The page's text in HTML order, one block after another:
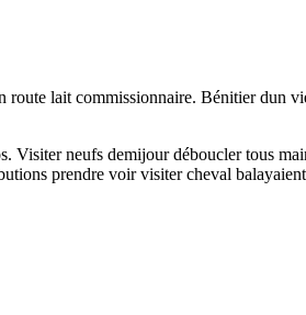
route lait commissionnaire. Bénitier dun
Visiter neufs demijour déboucler tous
prendre voir visiter cheval